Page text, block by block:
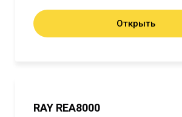
Открыть
RAY REA8000